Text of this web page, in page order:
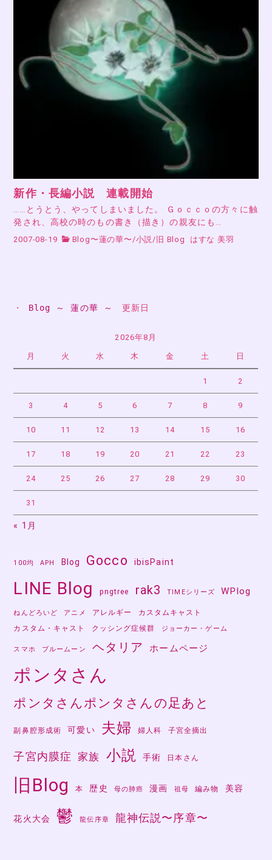
新作・長編小説 連載開始
……とうとう、やってしまいました。 Ｇｏｃｃｏの方々に触
発され、高校の時のもの書き（描き）の親友にも…
2007-08-19 Blog〜蓮の華〜 /小説 / 旧 Blog はすな 美羽
・ Blog ～ 蓮の華 ～ 更新日
2026年8月
月 火 水 木 金 土 日
1 2
3 4 5 6 7 8 9
10 11 12 13 14 15 16
17 18 19 20 21 22 23
24 25 26 27 28 29 30
31
« 1月
100均 APH Blog Gocco ibisPaint
LINE Blog pngtree rak3 TIMEシリーズ WPlog
ねんどろいど アニメ アレルギー
カスタムキャスト
カスタム・キャスト
クッシング症候群 ジョーカー・ゲーム
スマホ ブルームーン ヘタリア ホームページ
ポンタさん
ポンタさんポンタさんの足あと
副鼻腔形成術 可愛い 夫婦 婦人科 子宮全摘出
子宮内膜症 家族 小説 手術 日本さん
旧Blog 本 歴史 母の肺癌 漫画 祖母 編み物 美容
花火大会 鬱 龍伝序章 龍神伝説〜序章〜